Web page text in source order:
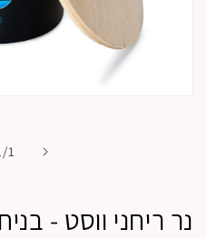
1
/
נר ריחני ווסט -